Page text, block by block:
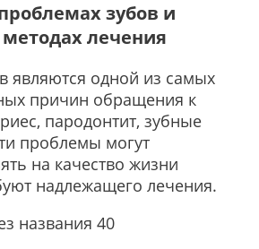
зубов и
лечения
являются одной из самых
причин обращения к
пародонтит, зубные
проблемы могут
на качество жизни
надлежащего лечения.